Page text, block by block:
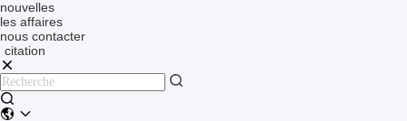
nouvelles
les affaires
nous contacter
citation